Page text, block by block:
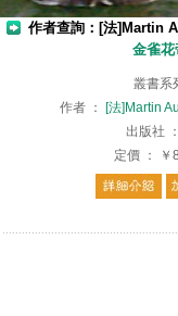
作者查詢：[法]Martin
金雀
叢書系
作者 ：
[法]Martin
出版社
定價 ： ￥